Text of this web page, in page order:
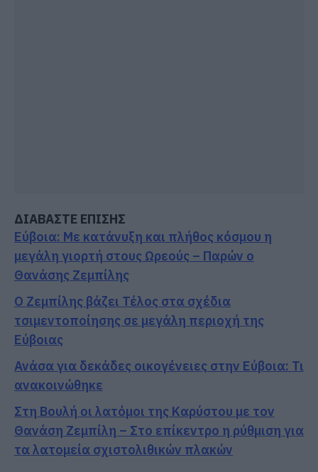
ΔΙΑΒΑΣΤΕ ΕΠΙΣΗΣ
Εύβοια: Με κατάνυξη και πλήθος κόσμου η
μεγάλη γιορτή στους Ωρεούς – Παρών ο
Θανάσης Ζεμπίλης
Ο Ζεμπίλης βάζει Τέλος στα σχέδια
τσιμεντοποίησης σε μεγάλη περιοχή της
Εύβοιας
Ανάσα για δεκάδες οικογένειες στην Εύβοια: Τι
ανακοινώθηκε
Στη Βουλή οι λατόμοι της Καρύστου με τον
Θανάση Ζεμπίλη – Στο επίκεντρο η ρύθμιση για
τα λατομεία σχιστολιθικών πλακών